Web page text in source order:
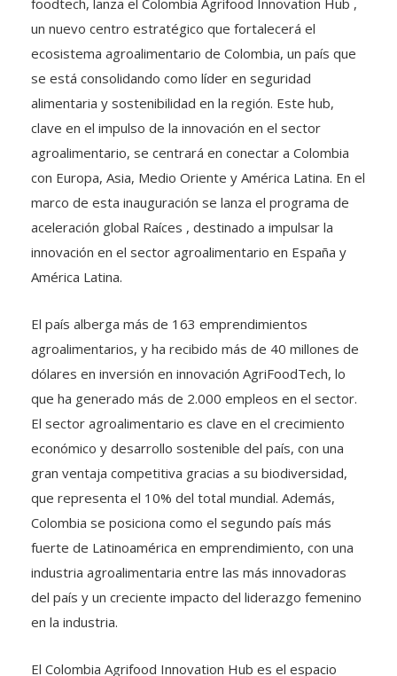
un nuevo centro estratégico que fortalecerá el
ecosistema agroalimentario de Colombia, un país que
se está consolidando como líder en seguridad
alimentaria y sostenibilidad en la región. Este hub,
clave en el impulso de la innovación en el sector
agroalimentario, se centrará en conectar a Colombia
con Europa, Asia, Medio Oriente y América Latina. En el
marco de esta inauguración se lanza el programa de
aceleración global Raíces , destinado a impulsar la
innovación en el sector agroalimentario en España y
América Latina.
agroalimentarios, y ha recibido más de 40 millones de
dólares en inversión en innovación AgriFoodTech, lo
que ha generado más de 2.000 empleos en el sector.
El sector agroalimentario es clave en el crecimiento
económico y desarrollo sostenible del país, con una
gran ventaja competitiva gracias a su biodiversidad,
que representa el 10% del total mundial. Además,
Colombia se posiciona como el segundo país más
fuerte de Latinoamérica en emprendimiento, con una
industria agroalimentaria entre las más innovadoras
del país y un creciente impacto del liderazgo femenino
en la industria.